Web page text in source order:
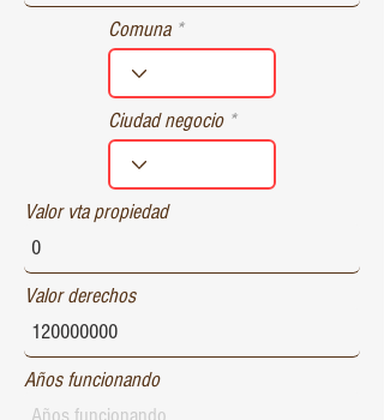
Comuna
Ciudad negocio
Valor vta propiedad
Valor derechos
Años funcionando